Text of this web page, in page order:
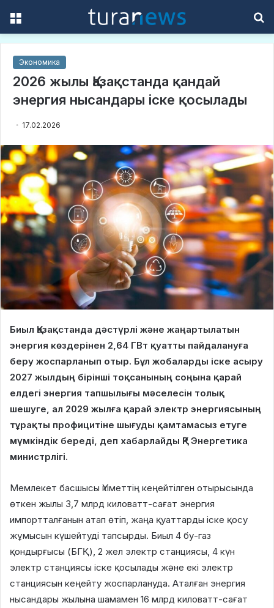
Экономика
2026 жылы Қазақстанда қандай
энергия нысандары іске қосылады
17.02.2026
Биыл Қазақстанда дәстүрлі және жаңартылатын
энергия көздерінен 2,64 ГВт қуатты пайдалануға
беру жоспарланып отыр. Бұл жобаларды іске асыру
2027 жылдың бірінші тоқсанының соңына қарай
елдегі энергия тапшылығы мәселесін толық
шешуге, ал 2029 жылға қарай электр энергиясының
тұрақты профицитіне шығуды қамтамасыз етуге
мүмкіндік береді, деп хабарлайды ҚР Энергетика
министрлігі.
Мемлекет басшысы Үкіметтің кеңейтілген отырысында
өткен жылы 3,7 млрд киловатт-сағат энергия
импортталғанын атап өтіп, жаңа қуаттарды іске қосу
жұмысын күшейтуді тапсырды. Биыл 4 бу-газ
қондырғысы (БГҚ), 2 жел электр станциясы, 4 күн
электр станциясы іске қосылады және екі электр
станциясын кеңейту жоспарлануда. Аталған энергия
нысандары жылына шамамен 16 млрд киловатт-сағат